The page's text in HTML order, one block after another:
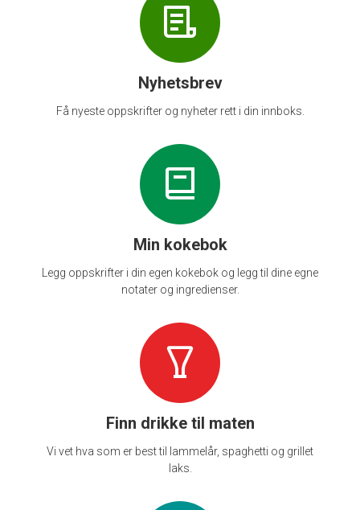
Nyhetsbrev
Få nyeste oppskrifter og nyheter rett i din innboks.
Min kokebok
Legg oppskrifter i din egen kokebok og legg til dine egne
notater og ingredienser.
Finn drikke til maten
Vi vet hva som er best til lammelår, spaghetti og grillet
laks.